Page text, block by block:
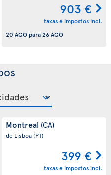
903 €
taxas e impostos incl.
20 AGO para26 AGO
Montreal (CA)
de Lisboa(PT)
399 €
taxas e impostos incl.